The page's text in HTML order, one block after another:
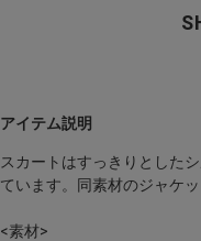
アイテム説明
スカートはすっきりとした
ています。同素材のジャケ
<素材>